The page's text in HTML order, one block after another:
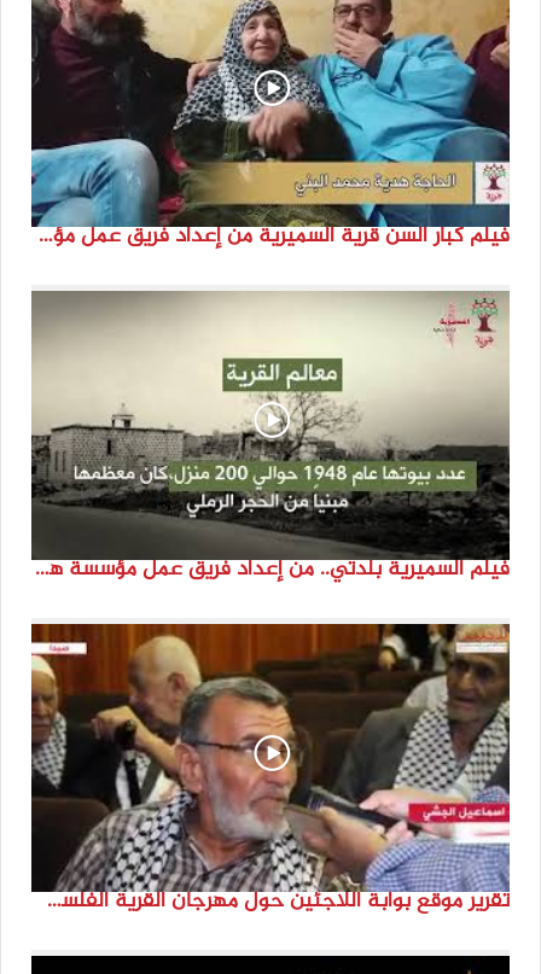
فيلم كبار السن قرية السميرية من إعداد فريق عمل مؤسسة هوية
فيلم السميرية بلدتي.. من إعداد فريق عمل مؤسسة هوية
تقرير موقع بوابة اللاجئين حول مهرجان القرية الفلسطينية ( السميرية بلدتي)